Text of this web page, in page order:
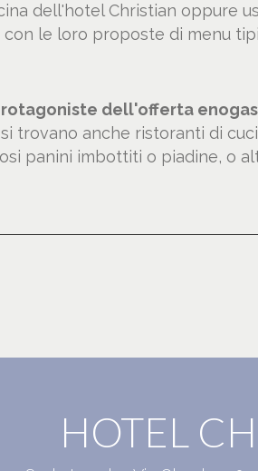
dell'hotel Christian
le loro proposte di menu
dell'offerta
trovano anche ristoranti di
panini imbottiti o piadine, o
HOTEL